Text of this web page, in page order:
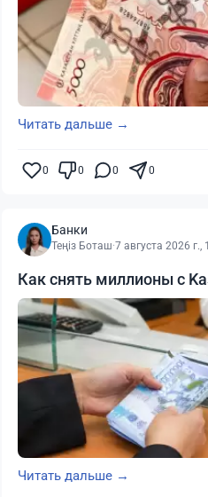
Читать дальше →
0 0 0 0
Банки
Теңіз Боташ·7 августа 2026 г.,
Как снять миллионы с
Читать дальше →